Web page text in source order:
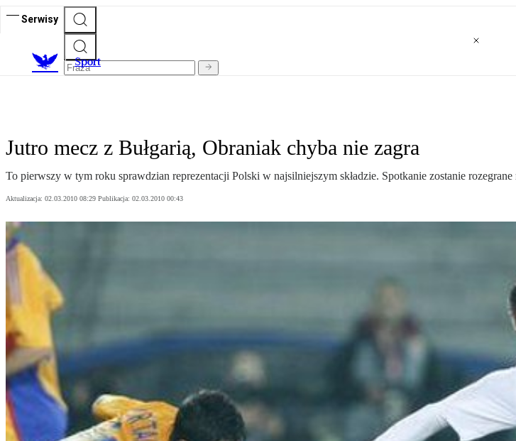
Serwisy
Sport
Jutro mecz z Bułgarią, Obraniak chyba nie zagra
To pierwszy w tym roku sprawdzian reprezentacji Polski w najsilniejszym składzie. Spotkanie zostanie
Aktualizacja: 02.03.2010 08:29 Publikacja: 02.03.2010 00:43